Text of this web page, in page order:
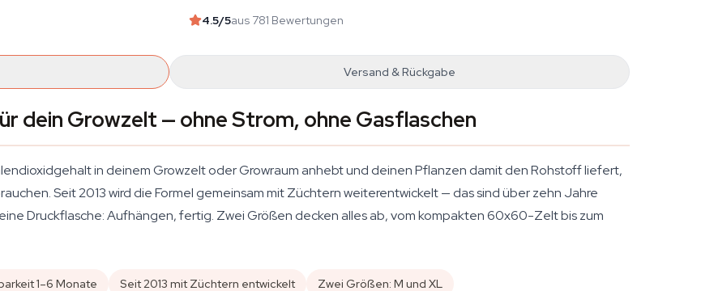
4.5/5aus 781 Bewertungen
Versand & Rückgabe
dein Growzelt — ohne Strom, ohne Gasflaschen
in deinem Growzelt oder Growraum anhebt und deinen Pflanzen damit den Rohstoff liefert,
Seit 2013 wird die Formel gemeinsam mit Züchtern weiterentwickelt — das sind über zehn Jahre
Druckflasche: Aufhängen, fertig. Zwei Größen decken alles ab, vom kompakten 60x60-Zelt bis zum
1–6 Monate Seit 2013 mit Züchtern entwickelt Zwei Größen: M und XL